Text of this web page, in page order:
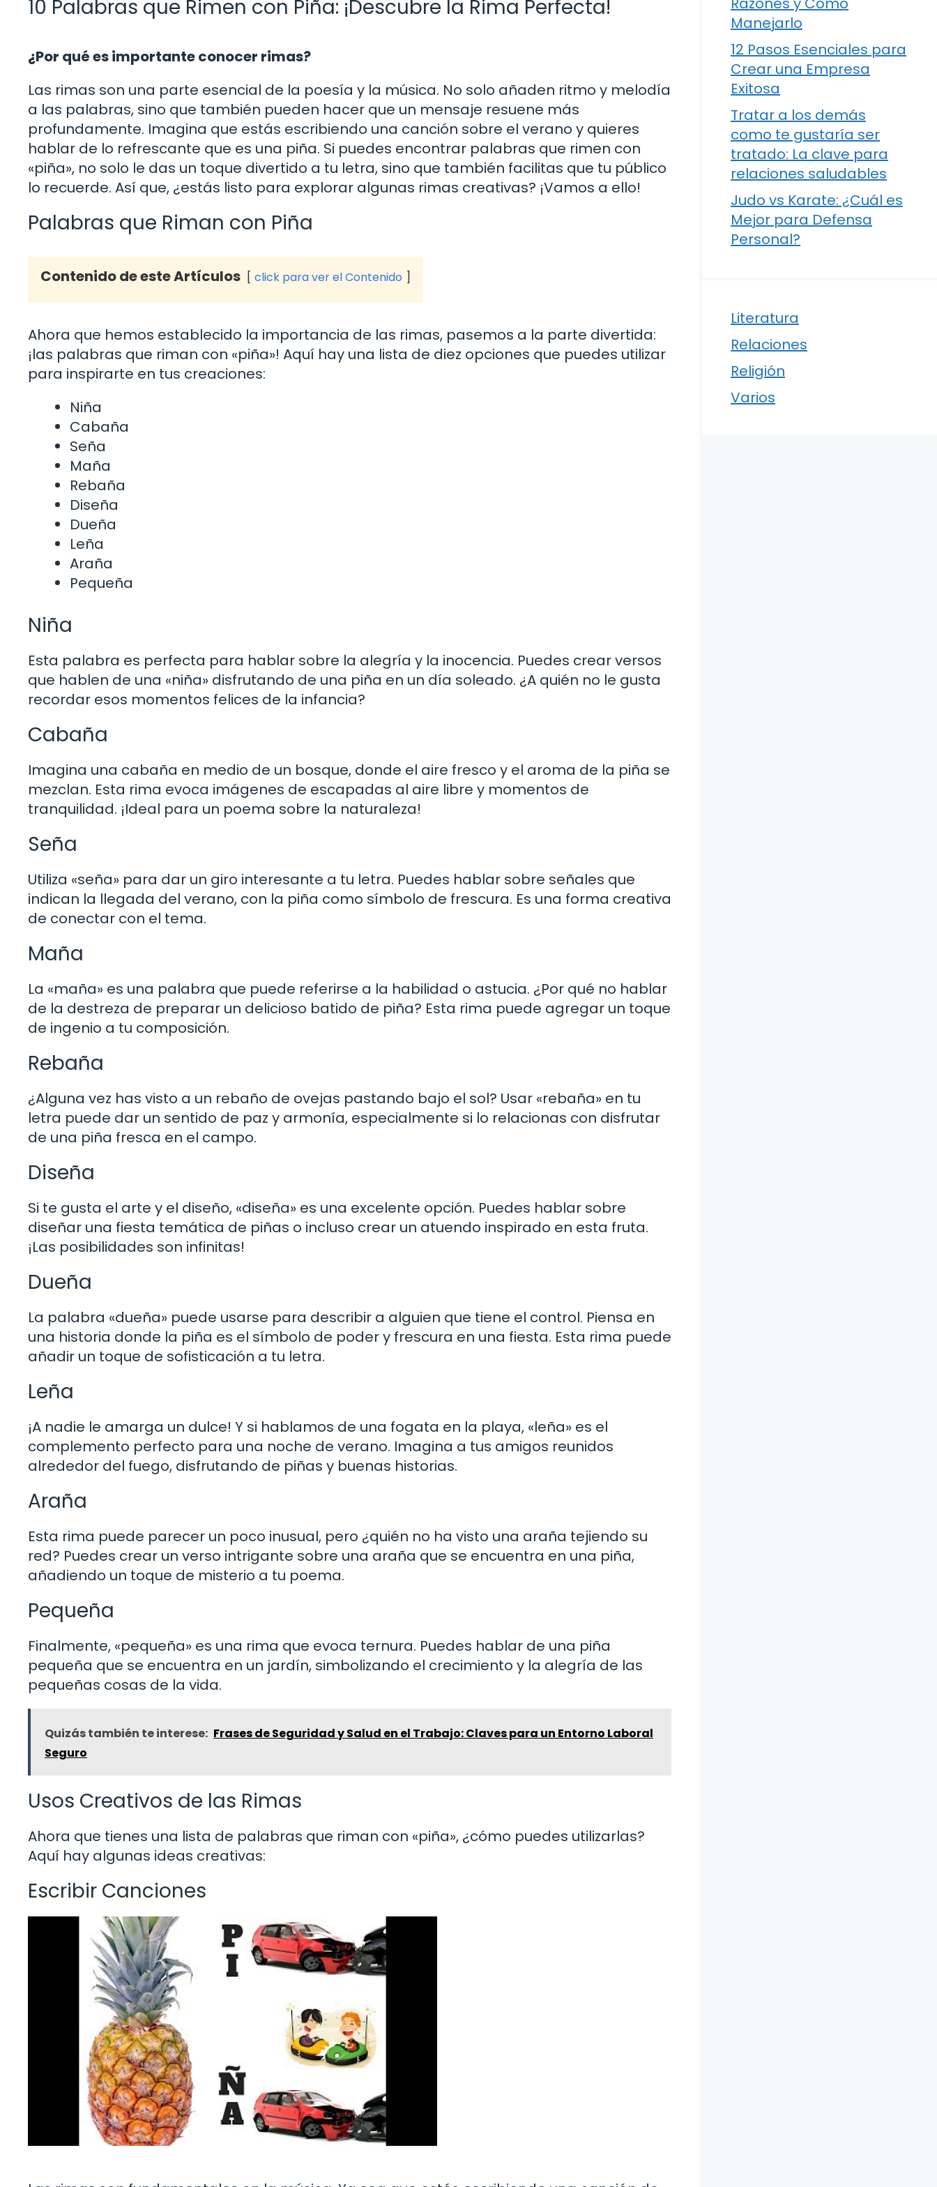
10 Palabras que Rimen con Piña: ¡Descubre la Rima Perfecta!
¿Por qué es importante conocer rimas?
Las rimas son una parte esencial de la poesía y la música. No solo añaden ritmo y melodía
a las palabras, sino que también pueden hacer que un mensaje resuene más
profundamente. Imagina que estás escribiendo una canción sobre el verano y quieres
hablar de lo refrescante que es una piña. Si puedes encontrar palabras que rimen con
«piña», no solo le das un toque divertido a tu letra, sino que también facilitas que tu público
lo recuerde. Así que, ¿estás listo para explorar algunas rimas creativas? ¡Vamos a ello!
Palabras que Riman con Piña
Contenido de este Artículos click para ver el Contenido
Ahora que hemos establecido la importancia de las rimas, pasemos a la parte divertida:
¡las palabras que riman con «piña»! Aquí hay una lista de diez opciones que puedes utilizar
para inspirarte en tus creaciones:
Niña
Cabaña
Seña
Maña
Rebaña
Diseña
Dueña
Leña
Araña
Pequeña
Niña
Esta palabra es perfecta para hablar sobre la alegría y la inocencia. Puedes crear versos
que hablen de una «niña» disfrutando de una piña en un día soleado. ¿A quién no le gusta
recordar esos momentos felices de la infancia?
Cabaña
Imagina una cabaña en medio de un bosque, donde el aire fresco y el aroma de la piña se
mezclan. Esta rima evoca imágenes de escapadas al aire libre y momentos de
tranquilidad. ¡Ideal para un poema sobre la naturaleza!
Seña
Utiliza «seña» para dar un giro interesante a tu letra. Puedes hablar sobre señales que
indican la llegada del verano, con la piña como símbolo de frescura. Es una forma creativa
de conectar con el tema.
Maña
La «maña» es una palabra que puede referirse a la habilidad o astucia. ¿Por qué no hablar
de la destreza de preparar un delicioso batido de piña? Esta rima puede agregar un toque
de ingenio a tu composición.
Rebaña
¿Alguna vez has visto a un rebaño de ovejas pastando bajo el sol? Usar «rebaña» en tu
letra puede dar un sentido de paz y armonía, especialmente si lo relacionas con disfrutar
de una piña fresca en el campo.
Diseña
Si te gusta el arte y el diseño, «diseña» es una excelente opción. Puedes hablar sobre
diseñar una fiesta temática de piñas o incluso crear un atuendo inspirado en esta fruta.
¡Las posibilidades son infinitas!
Dueña
La palabra «dueña» puede usarse para describir a alguien que tiene el control. Piensa en
una historia donde la piña es el símbolo de poder y frescura en una fiesta. Esta rima puede
añadir un toque de sofisticación a tu letra.
Leña
¡A nadie le amarga un dulce! Y si hablamos de una fogata en la playa, «leña» es el
complemento perfecto para una noche de verano. Imagina a tus amigos reunidos
alrededor del fuego, disfrutando de piñas y buenas historias.
Araña
Esta rima puede parecer un poco inusual, pero ¿quién no ha visto una araña tejiendo su
red? Puedes crear un verso intrigante sobre una araña que se encuentra en una piña,
añadiendo un toque de misterio a tu poema.
Pequeña
Finalmente, «pequeña» es una rima que evoca ternura. Puedes hablar de una piña
pequeña que se encuentra en un jardín, simbolizando el crecimiento y la alegría de las
pequeñas cosas de la vida.
Quizás también te interese: Frases de Seguridad y Salud en el Trabajo: Claves para un Entorno Laboral
Seguro
Usos Creativos de las Rimas
Ahora que tienes una lista de palabras que riman con «piña», ¿cómo puedes utilizarlas?
Aquí hay algunas ideas creativas:
Escribir Canciones
Manejarlo
12 Pasos Esenciales para
Crear una Empresa
Exitosa
Tratar a los demás
como te gustaría ser
tratado: La clave para
relaciones saludables
Judo vs Karate: ¿Cuál es
Mejor para Defensa
Personal?
Literatura
Relaciones
Religión
Varios